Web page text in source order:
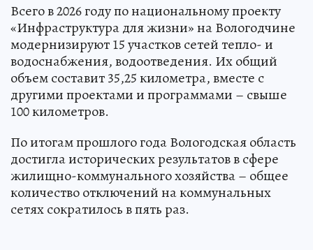
Всего в 2026 году по национальному проекту
«Инфраструктура для жизни» на Вологодчине
модернизируют 15 участков сетей тепло- и
водоснабжения, водоотведения. Их общий
объем составит 35,25 километра, вместе с
другими проектами и программами – свыше
100 километров.
По итогам прошлого года Вологодская область
достигла исторических результатов в сфере
жилищно-коммунального хозяйства – общее
количество отключений на коммунальных
сетях сократилось в пять раз.